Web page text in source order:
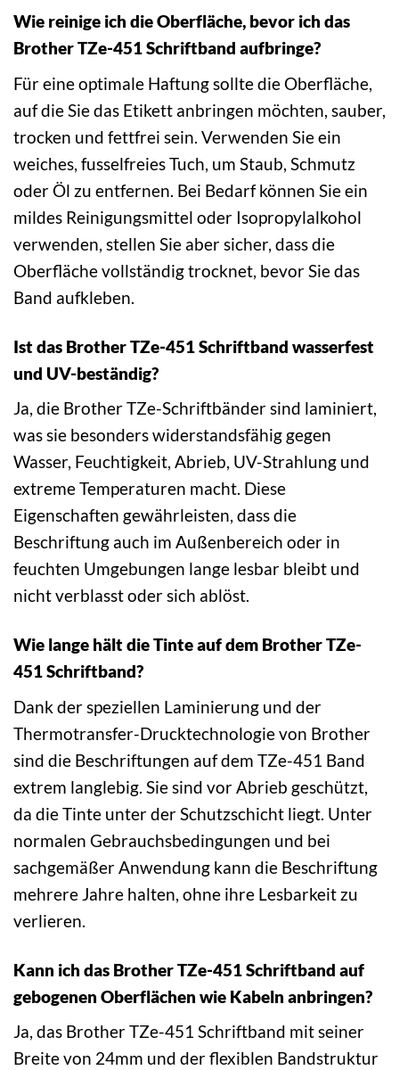
Wie reinige ich die Oberfläche, bevor ich das
Brother TZe-451 Schriftband aufbringe?
Für eine optimale Haftung sollte die Oberfläche,
auf die Sie das Etikett anbringen möchten, sauber,
trocken und fettfrei sein. Verwenden Sie ein
weiches, fusselfreies Tuch, um Staub, Schmutz
oder Öl zu entfernen. Bei Bedarf können Sie ein
mildes Reinigungsmittel oder Isopropylalkohol
verwenden, stellen Sie aber sicher, dass die
Oberfläche vollständig trocknet, bevor Sie das
Band aufkleben.
Ist das Brother TZe-451 Schriftband wasserfest
und UV-beständig?
Ja, die Brother TZe-Schriftbänder sind laminiert,
was sie besonders widerstandsfähig gegen
Wasser, Feuchtigkeit, Abrieb, UV-Strahlung und
extreme Temperaturen macht. Diese
Eigenschaften gewährleisten, dass die
Beschriftung auch im Außenbereich oder in
feuchten Umgebungen lange lesbar bleibt und
nicht verblasst oder sich ablöst.
Wie lange hält die Tinte auf dem Brother TZe-
451 Schriftband?
Dank der speziellen Laminierung und der
Thermotransfer-Drucktechnologie von Brother
sind die Beschriftungen auf dem TZe-451 Band
extrem langlebig. Sie sind vor Abrieb geschützt,
da die Tinte unter der Schutzschicht liegt. Unter
normalen Gebrauchsbedingungen und bei
sachgemäßer Anwendung kann die Beschriftung
mehrere Jahre halten, ohne ihre Lesbarkeit zu
verlieren.
Kann ich das Brother TZe-451 Schriftband auf
gebogenen Oberflächen wie Kabeln anbringen?
Ja, das Brother TZe-451 Schriftband mit seiner
Breite von 24mm und der flexiblen Bandstruktur